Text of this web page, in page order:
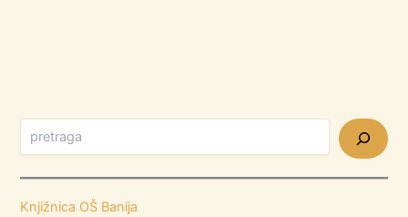
Knjižnica OŠ Banija